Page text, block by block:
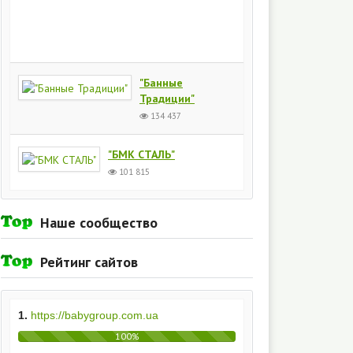
"Банные
Традиции"
134 437
"БМК СТАЛЬ"
101 815
Наше сообщество
Рейтинг сайтов
1. https://babygroup.com.ua
100%